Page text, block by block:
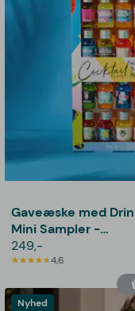
Gaveæske med
Mini Sampler -
Thoughtfully
249,-
4,6
Nyhed